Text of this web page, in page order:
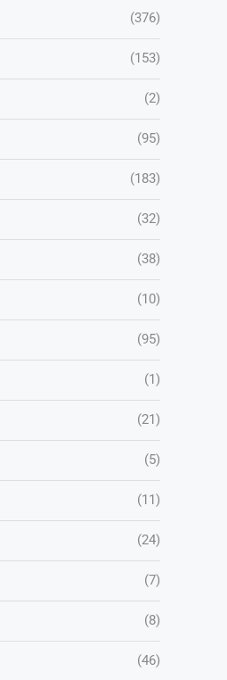
(376)
(153)
(2)
(95)
(183)
(32)
(38)
(10)
(95)
(1)
(21)
(5)
(11)
(24)
(7)
(8)
(46)